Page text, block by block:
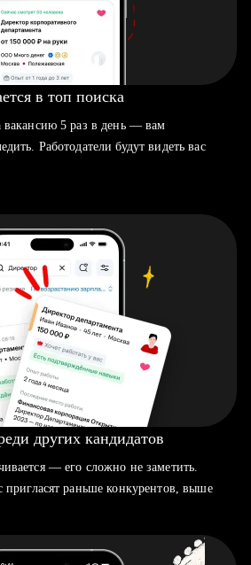
в топ поиска
вакансию 5 раз в день — вам
Работодатели будут видеть вас
других кандидатов
— его сложно не заметить.
пригласят раньше конкурентов, выше